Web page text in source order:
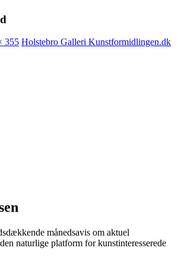
355 Holstebro Galleri Kunstformidlingen.dk
månedsavis om aktuel
naturlige platform for kunstinteresserede